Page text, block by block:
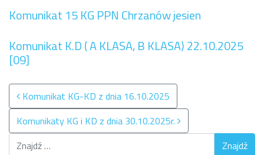
Komunikat 15 KG PPN Chrzanów jesien
Komunikat K.D ( A KLASA, B KLASA) 22.10.2025
[09]
Nawigacja po wpisach
Komunikat KG-KD z dnia 16.10.2025
Komunikaty KG i KD z dnia 30.10.2025r.